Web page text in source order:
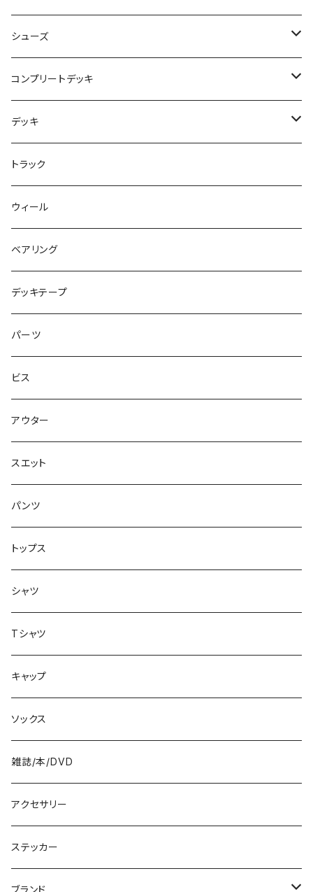
NBD CUSTOMIZED
USED ITEM
Tシャツ
パンツ
キャップ
アウター
シャツ
トップス
スエット
ソックス
アンダーウェア
アクセサリー
シューズ
バッグ
シューズ
キッズシューズ
NIKE SB ORANGE LABEL/ISO
NIKE SB ISHOD2
NIKE SB PS8
NIKE SB DUNK
NM933
ゴツいシューズ最高！
Small Shoes
コンプリートデッキ
HI5のパーツセット
エントリーモデルコンプリート
7.7インチ
8インチ
8.2インチ
デッキ
7インチ
7.2インチ
7.3インチ
7.5インチ
7.7インチ
7.8インチ
7.9インチ
8インチ
8.1インチ
8.2インチ
8.3インチ
8.4インチ
8.5インチ
8.6インチ
8.7インチ
9インチ
9.2インチ
10インチ
トラック
ウィール
ベアリング
デッキテープ
パーツ
ビス
アウター
スエット
パンツ
トップス
シャツ
Tシャツ
キャップ
ソックス
雑誌/本/DVD
アクセサリー
ステッカー
ブランド